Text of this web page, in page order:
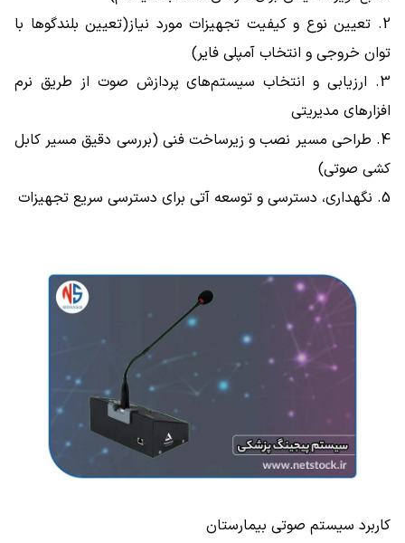
2. تعیین نوع و کیفیت تجهیزات مورد نیاز(تعیین بلندگوها با
توان خروجی و انتخاب آمپلی ‌فایر)
3. ارزیابی و انتخاب سیستم‌های پردازش صوت از طریق نرم
افزارهای مدیریتی
4. طراحی مسیر نصب و زیرساخت فنی (بررسی دقیق مسیر کابل‌
کشی صوتی)
5. نگهداری، دسترسی و توسعه آتی برای دسترسی سریع تجهیزات
کاربرد سیستم صوتی بیمارستان